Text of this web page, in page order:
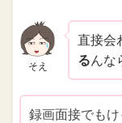
そえ
直接会
るんな
録画面接でもけ